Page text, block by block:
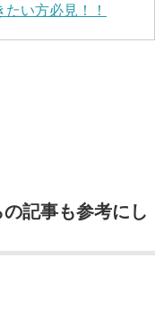
い方必見！！
記事も参考にし